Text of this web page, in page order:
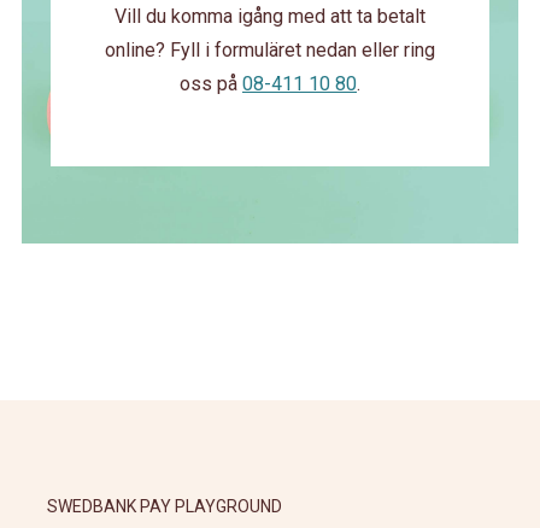
Vill du komma igång med att ta betalt
online? Fyll i formuläret nedan eller ring
oss på 08-411 10 80.
SWEDBANK PAY PLAYGROUND